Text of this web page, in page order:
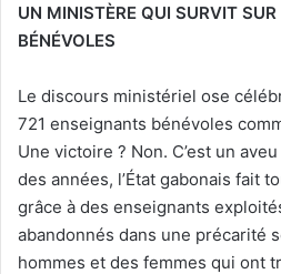
UN MINISTÈRE QUI SURVIT SUR
BÉNÉVOLES
Le discours ministériel ose
721 enseignants bénévoles
Une victoire ? Non. C’est un
des années, l’État gabonais fait
grâce à des enseignants
abandonnés dans une précarité
hommes et des femmes qui ont